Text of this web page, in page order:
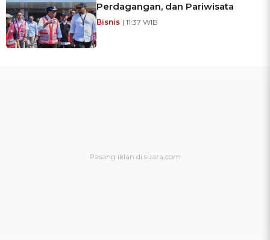
Perdagangan, dan Pariwisata
Bisnis | 11:37 WIB